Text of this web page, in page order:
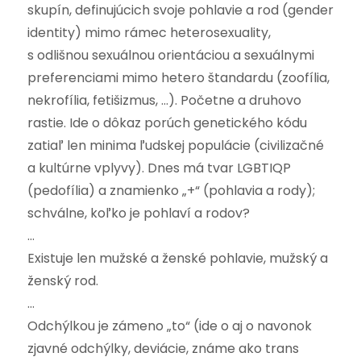
skupín, definujúcich svoje pohlavie a rod (gender
identity) mimo rámec heterosexuality,
s odlišnou sexuálnou orientáciou a sexuálnymi
preferenciami mimo hetero štandardu (zoofília,
nekrofília, fetišizmus, …). Početne a druhovo
rastie. Ide o dôkaz porúch genetického kódu
zatiaľ len minima ľudskej populácie (civilizačné
a kultúrne vplyvy). Dnes má tvar LGBTIQP
(pedofília) a znamienko „+“ (pohlavia a rody);
schválne, koľko je pohlaví a rodov?
…
Existuje len mužské a ženské pohlavie, mužský a
ženský rod.
…
Odchýlkou je zámeno „to“ (ide o aj o navonok
zjavné odchýlky, deviácie, známe ako trans